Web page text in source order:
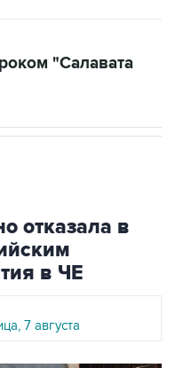
"Салавата
отказала в
в ЧЕ
7 августа